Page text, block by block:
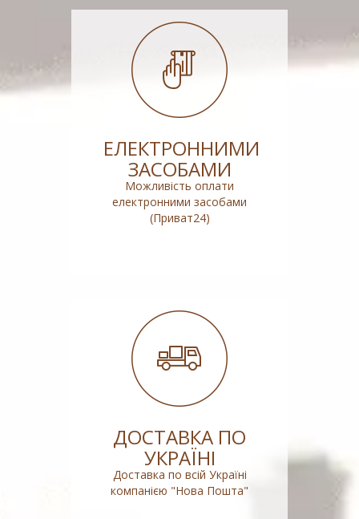
ЕЛЕКТРОННИМИ
ЗАСОБАМИ
Можливість оплати
електронними засобами
(Приват24)
ДОСТАВКА ПО
УКРАЇНІ
Доставка по всій Україні
компанією "Нова Пошта"